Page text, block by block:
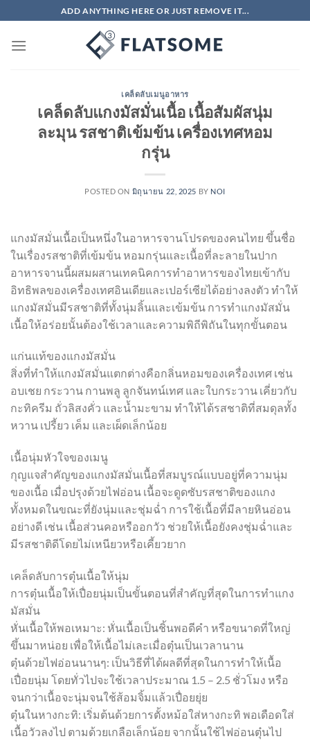
ไป
ADD ANYTHING HERE OR JUST REMOVE IT...
เคล็ดลับเมนูอาหาร
เคล็ดลับแกงมัสมั่นเนื้อ เนื้อสัมผัสนุ่ม
ละมุน รสชาติเข้มข้น เครื่องเทศหอม
กรุ่น
POSTED ON มิถุนายน 22, 2025 BY NOI
แกงมัสมั่นเนื้อเป็นหนึ่งในอาหารจานโปรดของคนไทย ขึ้นชื่อ
ในเรื่องรสชาติที่เข้มข้น หอมกรุ่นและเนื้อที่ละลายในปาก
อาหารจานนี้ผสมผสานเทคนิคการทำอาหารของไทยเข้ากับ
อิทธิพลของเครื่องเทศอินเดียและเปอร์เซียได้อย่างลงตัว ทำให้
แกงมัสมั่นมีรสชาติที่ทั้งนุ่มลิ้นและเข้มข้น การทำแกงมัสมั่น
เนื้อให้อร่อยนั้นต้องใช้เวลาและความพิถีพิถันในทุกขั้นตอน
แก่นแท้ของแกงมัสมั่น
สิ่งที่ทำให้แกงมัสมั่นแตกต่างคือกลิ่นหอมของเครื่องเทศ เช่น
อบเชย กระวาน กานพลู ลูกจันทน์เทศ และใบกระวาน เคี่ยวกับ
กะทิครีม ถั่วลิสงคั่ว และน้ำมะขาม ทำให้ได้รสชาติที่สมดุลทั้ง
หวาน เปรี้ยว เค็ม และเผ็ดเล็กน้อย
เนื้อนุ่มหัวใจของเมนู
กุญแจสำคัญของแกงมัสมั่นเนื้อที่สมบูรณ์แบบอยู่ที่ความนุ่ม
ของเนื้อ เมื่อปรุงด้วยไฟอ่อน เนื้อจะดูดซับรสชาติของแกง
ทั้งหมดในขณะที่ยังนุ่มและชุ่มฉ่ำ การใช้เนื้อที่มีลายหินอ่อน
อย่างดี เช่น เนื้อส่วนคอหรืออกวัว ช่วยให้เนื้อยังคงชุ่มฉ่ำและ
มีรสชาติดีโดยไม่เหนียวหรือเคี้ยวยาก
เคล็ดลับการตุ๋นเนื้อให้นุ่ม
การตุ๋นเนื้อให้เปื่อยนุ่มเป็นขั้นตอนที่สำคัญที่สุดในการทำแกง
มัสมั่น
หั่นเนื้อให้พอเหมาะ: หั่นเนื้อเป็นชิ้นพอดีคำ หรือขนาดที่ใหญ่
ขึ้นมาหน่อย เพื่อให้เนื้อไม่เละเมื่อตุ๋นเป็นเวลานาน
ตุ๋นด้วยไฟอ่อนนานๆ: เป็นวิธีที่ได้ผลดีที่สุดในการทำให้เนื้อ
เปื่อยนุ่ม โดยทั่วไปจะใช้เวลาประมาณ 1.5 – 2.5 ชั่วโมง หรือ
จนกว่าเนื้อจะนุ่มจนใช้ส้อมจิ้มแล้วเปื่อยยุ่ย
ตุ๋นในหางกะทิ: เริ่มต้นด้วยการตั้งหม้อใส่หางกะทิ พอเดือดใส่
เนื้อวัวลงไป ตามด้วยเกลือเล็กน้อย จากนั้นใช้ไฟอ่อนตุ๋นไป